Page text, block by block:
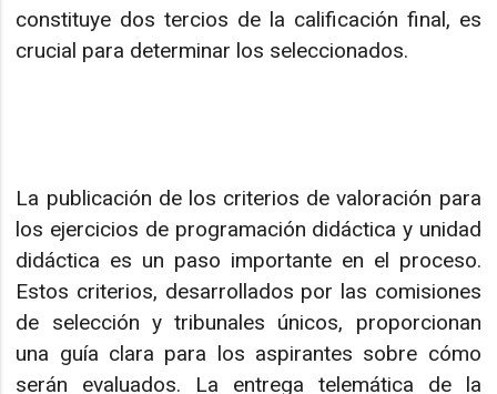
constituye dos tercios de la calificación final, es
crucial para determinar los seleccionados.
La publicación de los criterios de valoración para
los ejercicios de programación didáctica y unidad
didáctica es un paso importante en el proceso.
Estos criterios, desarrollados por las comisiones
de selección y tribunales únicos, proporcionan
una guía clara para los aspirantes sobre cómo
serán evaluados. La entrega telemática de la